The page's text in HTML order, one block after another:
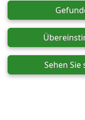
Sehen